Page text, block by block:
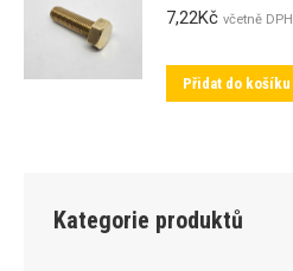
7,22Kč včetně DPH
Přidat do košíku
Kategorie produktů